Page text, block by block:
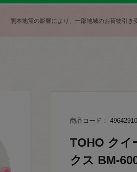
熊本地震の影響により、一部地域のお荷物引
商品コード：
TOHO クイ
クス BM-